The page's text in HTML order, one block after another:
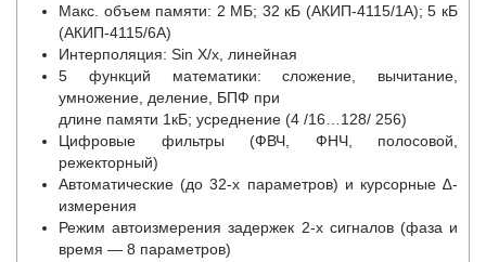
Макс. объем памяти: 2 МБ; 32 кБ (АКИП-4115/1А); 5 кБ
(АКИП-4115/6А)
Интерполяция: Sin X/х, линейная
5 функций математики: сложение, вычитание,
умножение, деление, БПФ при
длине памяти 1кБ; усреднение (4 /16…128/ 256)
Цифровые фильтры (ФВЧ, ФНЧ, полосовой,
режекторный)
Автоматические (до 32-х параметров) и курсорные ∆-
измерения
Режим автоизмерения задержек 2-х сигналов (фаза и
время — 8 параметров)